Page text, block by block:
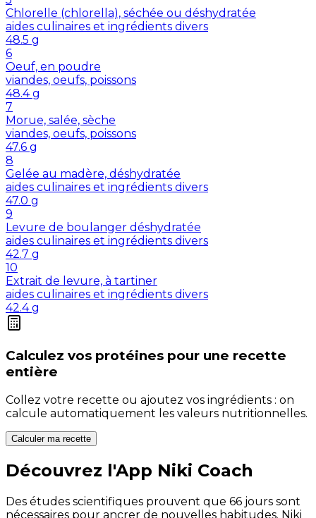
Chlorelle (chlorella), séchée ou déshydratée
aides culinaires et ingrédients divers
48.5 g
6
Oeuf, en poudre
viandes, oeufs, poissons
48.4 g
7
Morue, salée, sèche
viandes, oeufs, poissons
47.6 g
8
Gelée au madère, déshydratée
aides culinaires et ingrédients divers
47.0 g
9
Levure de boulanger déshydratée
aides culinaires et ingrédients divers
42.7 g
10
Extrait de levure, à tartiner
aides culinaires et ingrédients divers
42.4 g
Calculez vos protéines pour une recette
entière
Collez votre recette ou ajoutez vos ingrédients : on
calcule automatiquement les valeurs nutritionnelles.
Calculer ma recette
Découvrez l'App Niki Coach
Des études scientifiques prouvent que 66 jours sont
nécessaires pour ancrer de nouvelles habitudes. Niki